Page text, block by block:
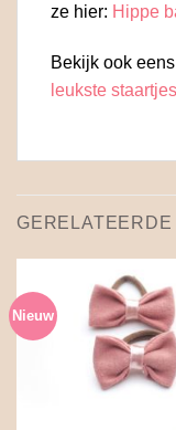
ze hier: Hippe
Bekijk ook
leukste staartjes
Nieuw